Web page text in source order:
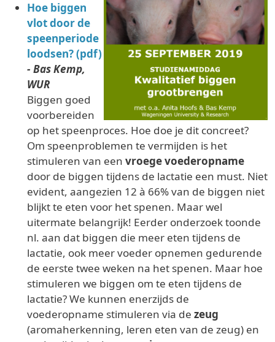
Hoe biggen
vlot door de
speenperiode
loodsen? (pdf)
- Bas Kemp,
WUR
Biggen goed
voorbereiden
op het speenproces. Hoe doe je dit concreet?
Om speenproblemen te vermijden is het
stimuleren van een vroege voederopname
door de biggen tijdens de lactatie een must. Niet
evident, aangezien 12 à 66% van de biggen niet
blijkt te eten voor het spenen. Maar wel
uitermate belangrijk! Eerder onderzoek toonde
nl. aan dat biggen die meer eten tijdens de
lactatie, ook meer voeder opnemen gedurende
de eerste twee weken na het spenen. Maar hoe
stimuleren we biggen om te eten tijdens de
lactatie? We kunnen enerzijds de
voederopname stimuleren via de zeug
(aromaherkenning, leren eten van de zeug) en